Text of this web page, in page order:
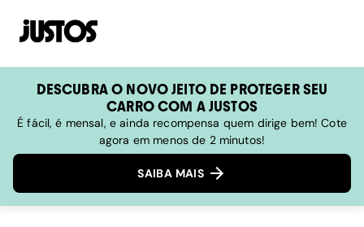
DESCUBRA O NOVO JEITO DE PROTEGER SEU
CARRO COM A JUSTOS
É fácil, é mensal, e ainda recompensa quem dirige bem! Cote
agora em menos de 2 minutos!
SAIBA MAIS